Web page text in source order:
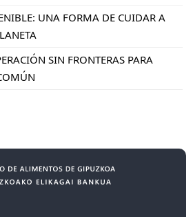
UNA FORMA DE CUIDAR A
SIN FRONTERAS PARA